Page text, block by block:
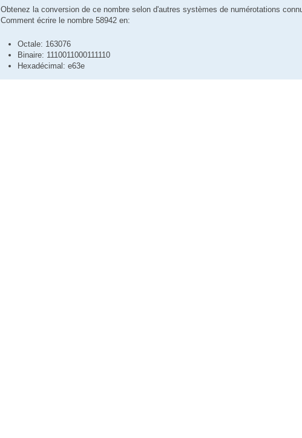
Obtenez la conversion de ce nombre selon d'autres systèmes de numérotations
Comment écrire le nombre 58942 en:
Octale: 163076
Binaire: 1110011000111110
Hexadécimal: e63e